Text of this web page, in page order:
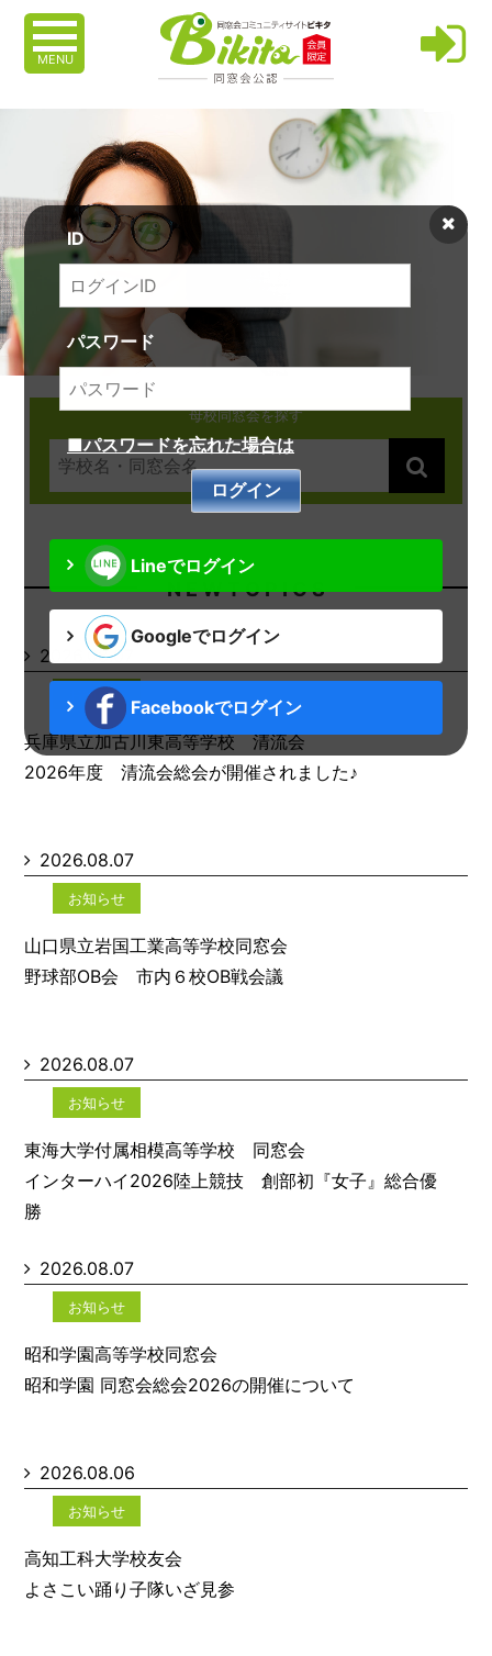
MENU
ID
パスワード
■パスワードを忘れた場合は
Lineでログイン
Googleでログイン
Facebookでログイン
母校同窓会を探す
N E W T O P I C S
2026.08.07
お知らせ
兵庫県立加古川東高等学校 清流会
2026年度 清流会総会が開催されました♪
2026.08.07
お知らせ
山口県立岩国工業高等学校同窓会
野球部OB会 市内６校OB戦会議
2026.08.07
お知らせ
東海大学付属相模高等学校 同窓会
インターハイ2026陸上競技 創部初『女子』総合優
勝
2026.08.07
お知らせ
昭和学園高等学校同窓会
昭和学園 同窓会総会2026の開催について
2026.08.06
お知らせ
高知工科大学校友会
よさこい踊り子隊いざ見参